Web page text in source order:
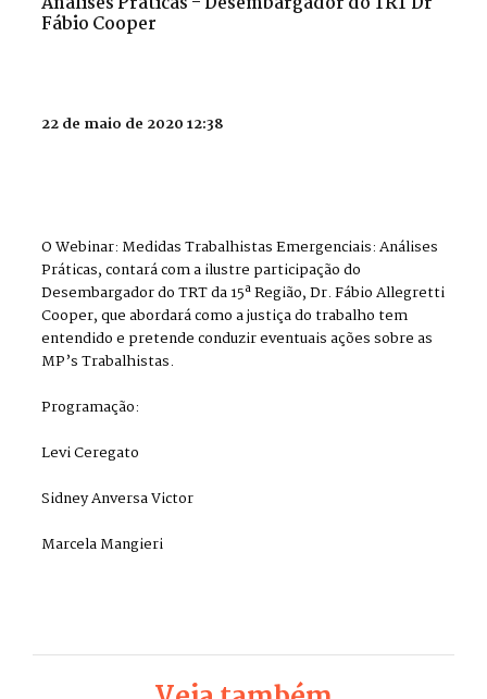
Fábio Cooper
22 de maio de 2020 12:38
O Webinar: Medidas Trabalhistas Emergenciais: Análises
Práticas, contará com a ilustre participação do
Desembargador do TRT da 15ª Região, Dr. Fábio Allegretti
Cooper, que abordará como a justiça do trabalho tem
entendido e pretende conduzir eventuais ações sobre as
MP’s Trabalhistas.
Programação:
Levi Ceregato
Sidney Anversa Victor
Marcela Mangieri